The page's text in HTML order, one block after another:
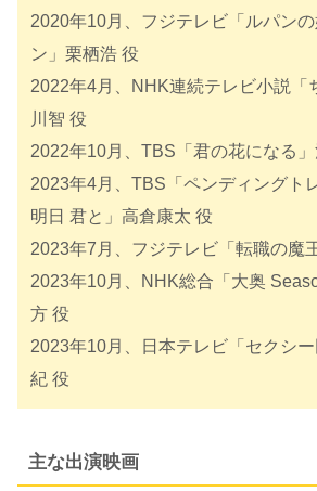
2020年10月、フジテレビ「ルパン
ン」栗栖浩 役
2022年4月、NHK連続テレビ小説「
川智 役
2022年10月、TBS「君の花になる
2023年4月、TBS「ペンディングト
明日 君と」高倉康太 役
2023年7月、フジテレビ「転職の魔
2023年10月、NHK総合「大奥
方 役
2023年10月、日本テレビ「セクシ
紀 役
主な出演映画